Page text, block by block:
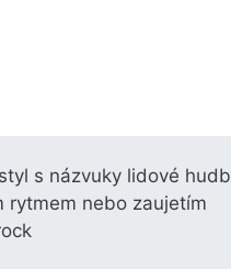
s názvuky lidové
rytmem nebo zaujetím